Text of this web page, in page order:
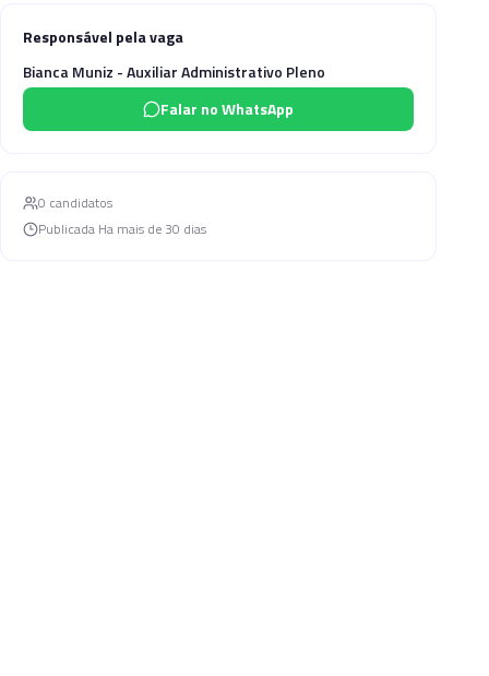
Responsável pela vaga
Bianca Muniz - Auxiliar Administrativo Pleno
Falar no WhatsApp
0 candidatos
Publicada Ha mais de 30 dias